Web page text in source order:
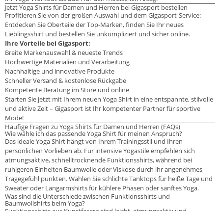
Jetzt Yoga Shirts für Damen und Herren bei Gigasport bestellen
Profitieren Sie von der großen Auswahl und dem Gigasport-Service:
Entdecken Sie Oberteile der Top-Marken, finden Sie Ihr neues
Lieblingsshirt und bestellen Sie unkompliziert und sicher online.
Ihre Vorteile bei Gigasport:
Breite Markenauswahl & neueste Trends
Hochwertige Materialien und Verarbeitung
Nachhaltige und innovative Produkte
Schneller Versand & kostenlose Rückgabe
Kompetente Beratung im Store und online
Starten Sie jetzt mit Ihrem neuen Yoga Shirt in eine entspannte, stilvolle
und aktive Zeit – Gigasport ist Ihr kompetenter Partner für sportive
Mode!
Häufige Fragen zu Yoga Shirts für Damen und Herren (FAQs)
Wie wähle ich das passende Yoga Shirt für meinen Anspruch?
Das ideale Yoga Shirt hängt von Ihrem Trainingsstil und Ihren
persönlichen Vorlieben ab. Für intensive Yogastile empfehlen sich
atmungsaktive, schnelltrocknende Funktionsshirts, während bei
ruhigeren Einheiten Baumwolle oder Viskose durch ihr angenehmes
Tragegefühl punkten. Wählen Sie schlichte Tanktops für heiße Tage und
Sweater oder Langarmshirts für kühlere Phasen oder sanftes Yoga.
Was sind die Unterschiede zwischen Funktionsshirts und
Baumwollshirts beim Yoga?